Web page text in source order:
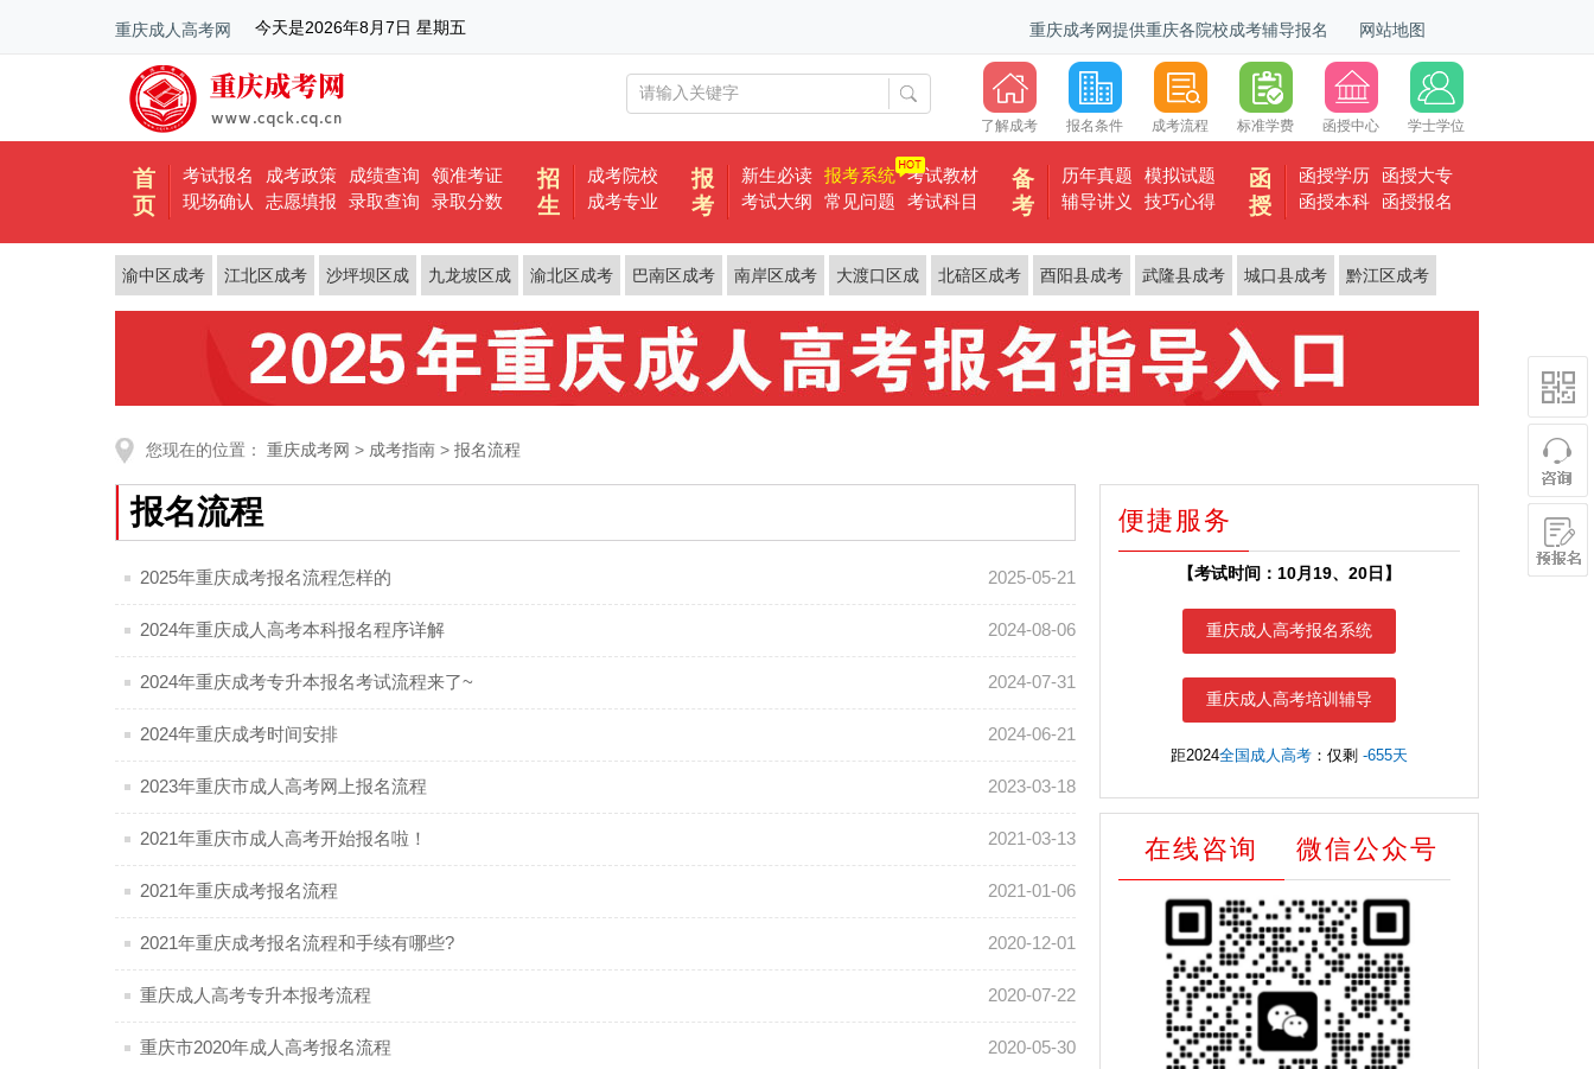
重庆成人高考网 今天是2026年8月7日 星期五 重庆成考网提供重庆各院校成考辅导报名 网站地图
了解成考 报名条件 成考流程 标准学费 函授中心 学士学位
首
页
考试报名 成考政策 成绩查询
领准考证
现场确认
志愿填报 录取查询 录取分数
招
生
成考院校
成考专业
报
考
新生必读 报考系统 考试教材
考试大纲
常见问题 考试科目
备
考
历年真题
模拟试题
辅导讲义
技巧心得
函
授
函授学历
函授大专
函授本科
函授报名
渝中区成考 江北区成考
沙坪坝区成
考
九龙坡区成
考
渝北区成考 巴南区成考 南岸区成考
大渡口区成
考
北碚区成考 酉阳县成考 武隆县成考 城口县成考 黔江区成考
您现在的位置： 重庆成考网 > 成考指南 > 报名流程
报名流程
2‌025年‌‌‌‌‌重庆成考报名流程怎样的 2025-05-21
2024年重庆成人高考本科报名程序详解 2024-08-06
2024年重庆成考专升本报名考试流程来了~ 2024-07-31
2024年重庆成考时间安排 2024-06-21
2023年重庆市成人高考网上报名流程 2023-03-18
2021年重庆市成人高考开始报名啦！ 2021-03-13
2021年重庆成考报名流程 2021-01-06
2021年重庆成考报名流程和手续有哪些? 2020-12-01
重庆成人高考专升本报考流程 2020-07-22
重庆市2020年成人高考报名流程 2020-05-30
便捷服务
【考试时间：10月19、20日】
重庆成人高考报名系统
重庆成人高考培训辅导
距2024全国成人高考 ：仅剩 -655天
在线咨询 微信公众号